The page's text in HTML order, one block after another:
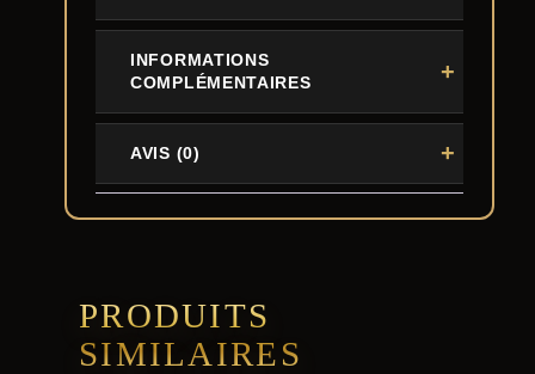
INFORMATIONS
COMPLÉMENTAIRES
AVIS (0)
PRODUITS
SIMILAIRES